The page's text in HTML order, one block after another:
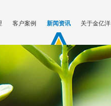
客户案例 新闻资讯 关于金亿洋